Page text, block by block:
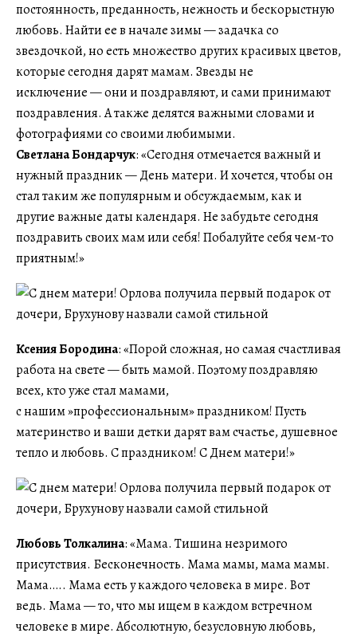
постоянность, преданность, нежность и бескорыстную
любовь. Найти ее в начале зимы — задачка со
звездочкой, но есть множество других красивых цветов,
которые сегодня дарят мамам. Звезды не
исключение — они и поздравляют, и сами принимают
поздравления. А также делятся важными словами и
фотографиями со своими любимыми.
Светлана Бондарчук: «Сегодня отмечается важный и
нужный праздник — День матери. И хочется, чтобы он
стал таким же популярным и обсуждаемым, как и
другие важные даты календаря. Не забудьте сегодня
поздравить своих мам или себя! Побалуйте себя чем-то
приятным!»
Ксения Бородина: «Порой сложная, но самая счастливая
работа на свете — быть мамой. Поэтому поздравляю
всех, кто уже стал мамами,
с нашим »профессиональным» праздником! Пусть
материнство и ваши детки дарят вам счастье, душевное
тепло и любовь. С праздником! С Днем матери!»
Любовь Толкалина: «Мама. Тишина незримого
присутствия. Бесконечность. Мама мамы, мама мамы.
Мама….. Мама есть у каждого человека в мире. Вот
ведь. Мама — то, что мы ищем в каждом встречном
человеке в мире. Абсолютную, безусловную любовь,